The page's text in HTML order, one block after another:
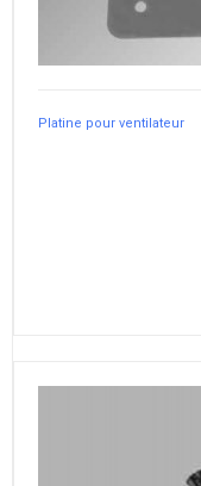
Platine pour ventilateur